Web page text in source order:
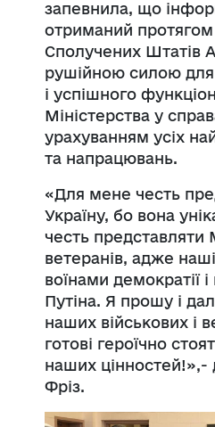
запевнила, що
отриманий протягом
Сполучених Штатів
рушійною силою для
і успішного
Міністерства у
урахуванням усіх
та напрацювань.
«Для мене честь
Україну, бо вона
честь представляти
ветеранів, адже
воїнами демократії і
Путіна. Я прошу і
наших військових і
готові героїчно
наших цінностей!»,-
Фріз.